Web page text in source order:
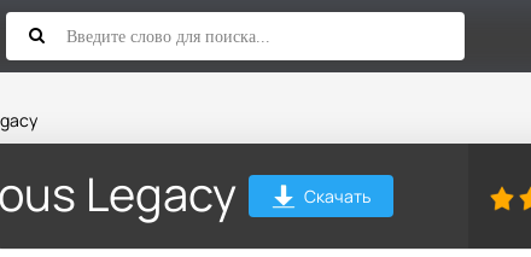
Legacy Скачать